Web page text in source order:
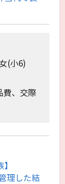
(小6)
費、交際
理した結